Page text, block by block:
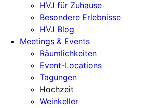
HVJ für Zuhause
Besondere Erlebnisse
HVJ Blog
Meetings & Events
Räumlichkeiten
Event-Locations
Tagungen
Hochzeit
Weinkeller